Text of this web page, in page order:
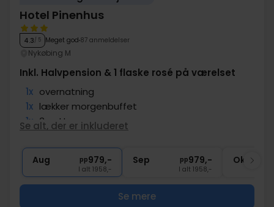
Hotel Pinenhus
4.3/ 5 Meget god 87 anmeldelser
Nykøbing M
Inkl. Halvpension & 1 flaske rosé på værelset
1x overnatning
1x lækker morgenbuffet
1x 3-retters menu
Se alt, der er inkluderet
Aug pp979,-
I alt 1958,-
Sep pp979,-
I alt 1958,-
Okt
Se mere